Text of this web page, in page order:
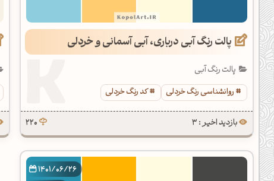
پالت رنگ آبی درباری، آبی آسمانی و خردلی
پالت رنگ آبی
روانشناسی رنگ خردلی
کد رنگ خردلی
بازدید اخیر : 3 220
1401/06/26